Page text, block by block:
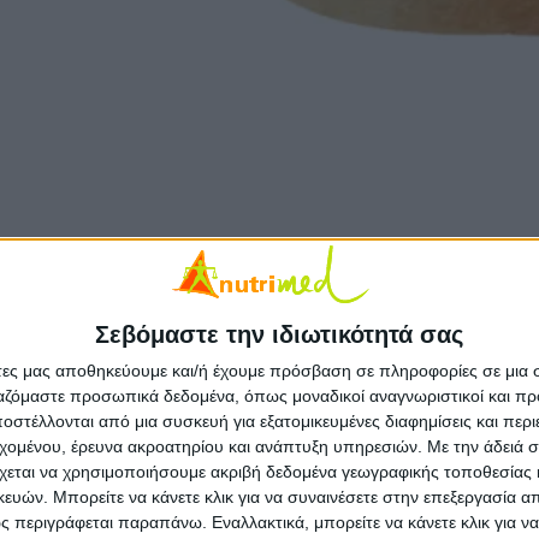
Σεβόμαστε την ιδιωτικότητά σας
μας αποθηκεύουμε και/ή έχουμε πρόσβαση σε πληροφορίες σε
προσωπικά δεδομένα, όπως μοναδικοί αναγνωριστικοί και
από μια συσκευή για εξατομικευμένες διαφημίσεις και
έρευνα ακροατηρίου και ανάπτυξη υπηρεσιών. Με την άδειά
να χρησιμοποιήσουμε ακριβή δεδομένα γεωγραφικής τοποθεσίας
Μπορείτε να κάνετε κλικ για να συναινέσετε στην επεξεργασία
παραπάνω. Εναλλακτικά, μπορείτε να κάνετε κλικ για
το πρώτο κουδούνι στα σχολεία. Είναι μια περίοδος με
γεμάτο με υποχρεώσεις, από την άλλη, όμως, ξαναβρίσκουν
1/3 της μέρας των παιδιών; Και μιλάμε για ώρες γεμάτες με
θρεπτικά συστατικάπου είναι απαραίτητα για να